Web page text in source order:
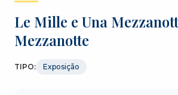
Le Mille e Una
Mezzanotte
TIPO: Exposição